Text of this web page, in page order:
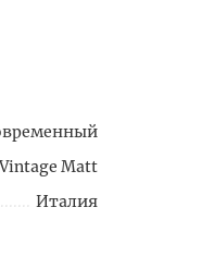
Vintage Matt
Италия